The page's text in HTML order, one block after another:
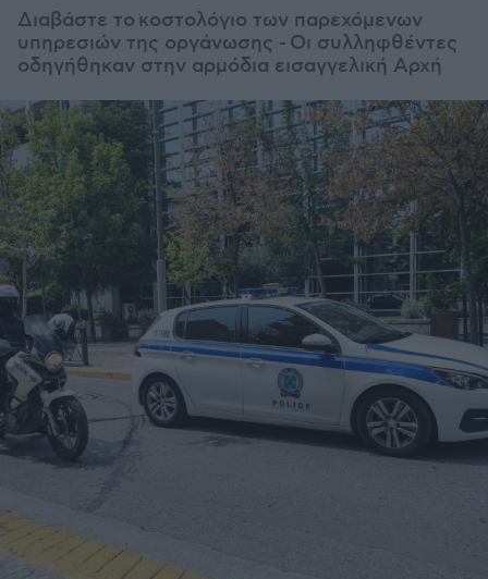
Διαβάστε το κοστολόγιο των παρεχόμενων
υπηρεσιών της οργάνωσης - Οι συλληφθέντες
οδηγήθηκαν στην αρμόδια εισαγγελική Αρχή